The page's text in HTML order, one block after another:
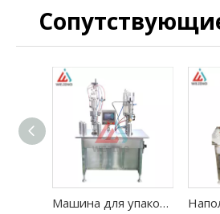
Машина для упаковки в клапанные пакеты для линии наполнения аэрозолей